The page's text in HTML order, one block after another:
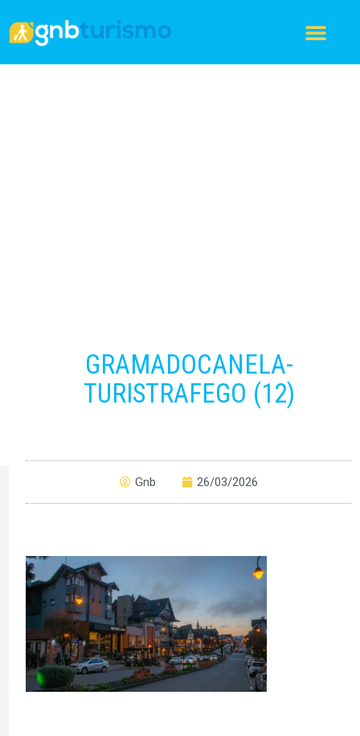
GRAMADOCANELA-
TURISTRAFEGO (12)
Gnb 26/03/2026